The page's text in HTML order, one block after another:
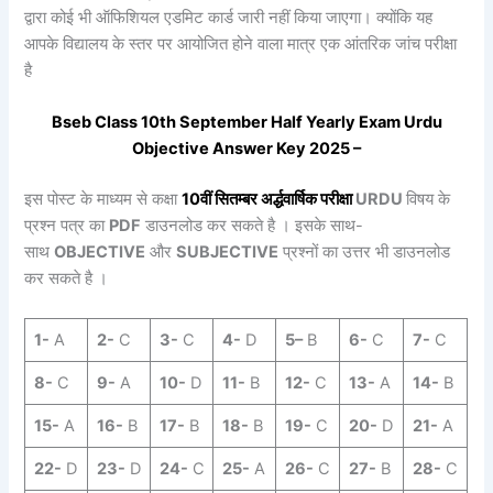
द्वारा कोई भी ऑफिशियल एडमिट कार्ड जारी नहीं किया जाएगा। क्योंकि यह
आपके विद्यालय के स्तर पर आयोजित होने वाला मात्र एक आंतरिक जांच परीक्षा
है
Bseb Class 10thSeptember Half YearlyExam Urdu
Objective Answer Key 2025 –
इस पोस्ट के माध्यम से कक्षा10वींसितम्बरअर्द्धवार्षिकपरीक्षाURDUविषय के
प्रश्न पत्र का PDF डाउनलोड कर सकते है । इसके साथ-
साथOBJECTIVE औरSUBJECTIVE प्रश्नों का उत्तर भी डाउनलोड
कर सकते है ।
1- A 2- C 3- C 4- D 5–B 6- C 7- C
8- C 9- A 10- D 11- B 12- C 13- A 14- B
15- A 16- B 17- B 18- B 19- C 20- D 21- A
22- D 23- D 24- C 25- A 26- C 27- B 28- C